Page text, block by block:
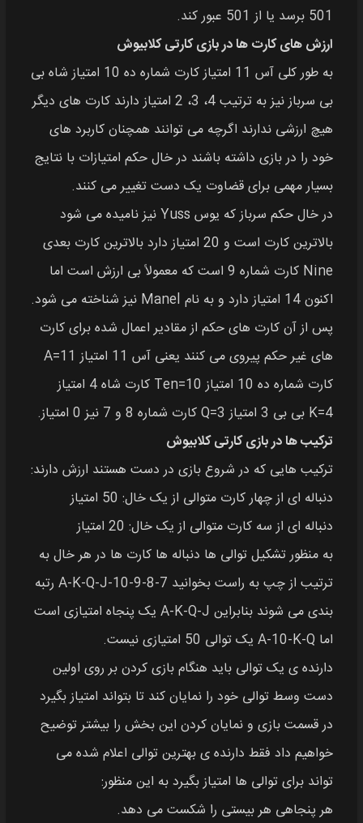
501 برسد یا از 501 عبور کند.
ارزش های کارت ها در بازی کارتی کلابیوش
به طور کلی آس 11 امتیاز کارت شماره ده 10 امتیاز شاه بی
بی سرباز نیز به ترتیب 4، 3، 2 امتیاز دارند کارت های دیگر
هیچ ارزشی ندارند اگرچه می‌ توانند همچنان کاربرد های
خود را در بازی داشته باشند در خال حکم امتیازات با نتایج
بسیار مهمی برای قضاوت یک دست تغییر می‌ کنند.
در خال حکم سرباز که یوس Yuss نیز نامیده می‌ شود
بالاترین کارت است و 20 امتیاز دارد بالاترین کارت بعدی
Nine کارت شماره 9 است که معمولاً بی ارزش است اما
اکنون 14 امتیاز دارد و به نام Manel نیز شناخته می‌ شود.
پس از آن کارت‌ های حکم از مقادیر اعمال شده برای کارت
های غیر حکم پیروی می کنند یعنی آس 11 امتیاز A=11
کارت شماره ده 10 امتیاز Ten=10 کارت شاه 4 امتیاز
K=4 بی بی 3 امتیاز Q=3 کارت شماره 8 و 7 نیز 0 امتیاز.
ترکیب‌ ها در بازی کارتی کلابیوش
ترکیب هایی که در شروع بازی در دست هستند ارزش دارند:
دنباله‌ ای از چهار کارت متوالی از یک خال: 50 امتیاز
دنباله‌ ای از سه کارت متوالی از یک خال: 20 امتیاز
به منظور تشکیل توالی‌ ها دنباله ها کارت ها در هر خال به
ترتیب از چپ به راست بخوانید A-K-Q-J-10-9-8-7 رتبه
بندی می شوند بنابراین A-K-Q-J یک پنجاه امتیازی است
اما A-10-K-Q یک توالی 50 امتیازی نیست.
دارنده‌ ی یک توالی باید هنگام بازی کردن بر روی اولین
دست وسط توالی خود را نمایان کند تا بتواند امتیاز بگیرد
در قسمت بازی و نمایان کردن این بخش را بیشتر توضیح
خواهیم داد فقط دارنده‌ ی بهترین توالی اعلام شده می
تواند برای توالی‌ ها امتیاز بگیرد به این منظور:
هر پنجاهی هر بیستی را شکست می‌ دهد.